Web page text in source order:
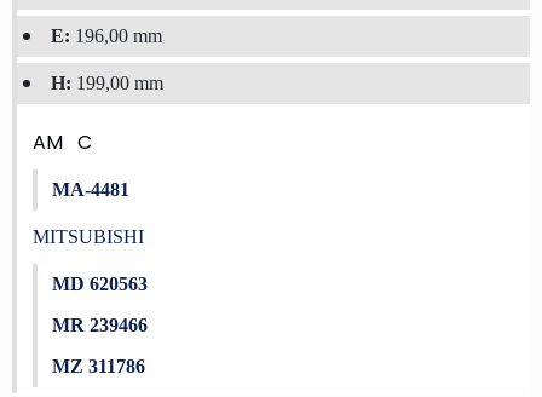
E: 196,00 mm
H: 199,00 mm
AM C
MA-4481
MITSUBISHI
MD 620563
MR 239466
MZ 311786